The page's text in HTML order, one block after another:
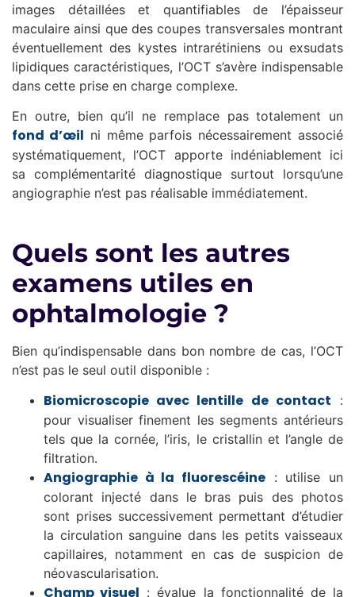
images détaillées et quantifiables de l’épaisseur
maculaire ainsi que des coupes transversales montrant
éventuellement des kystes intrarétiniens ou exsudats
lipidiques caractéristiques, l’OCT s’avère indispensable
dans cette prise en charge complexe.
En outre, bien qu’il ne remplace pas totalement un
fond d’œil ni même parfois nécessairement associé
systématiquement, l’OCT apporte indéniablement ici
sa complémentarité diagnostique surtout lorsqu’une
angiographie n’est pas réalisable immédiatement.
Quels sont les autres
examens utiles en
ophtalmologie ?
Bien qu’indispensable dans bon nombre de cas, l’OCT
n’est pas le seul outil disponible :
Biomicroscopie avec lentille de contact :
pour visualiser finement les segments antérieurs
tels que la cornée, l’iris, le cristallin et l’angle de
filtration.
Angiographie à la fluorescéine : utilise un
colorant injecté dans le bras puis des photos
sont prises successivement permettant d’étudier
la circulation sanguine dans les petits vaisseaux
capillaires, notamment en cas de suspicion de
néovascularisation.
Champ visuel : évalue la fonctionnalité de la